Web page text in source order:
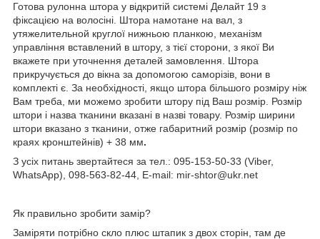
Готова рулонна штора у відкритій системі Делайт 19 з
фіксацією на волосіні. Штора намотане на вал, з
утяжелительной круглої нижньою планкою, механізм
управління вставлений в штору, з тієї сторони, з якої Ви
вкажете при уточнення деталей замовлення. Штора
прикручується до вікна за допомогою саморізів, вони в
комплекті є. За необхідності, якщо штора більшого розміру ніж
Вам треба, ми можемо зробити штору під Ваш розмір. Розмір
штори і назва тканини вказані в назві товару. Розмір ширини
штори вказано з тканини, отже габаритний розмір (розмір по
краях кронштейнів) + 38 мм.
З усіх питань звертайтеся за тел.: 095-153-50-33 (Viber,
WhatsApp), 098-563-82-44, E-mail: mir-shtor@ukr.net
Як правильно зробити замір?
Заміряти потрібно скло плюс штапик з двох сторін, там де